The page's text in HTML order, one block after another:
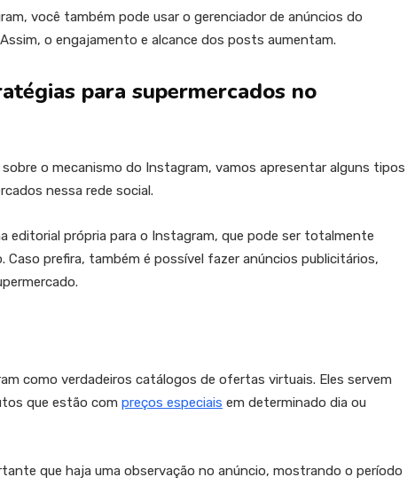
você também pode usar o gerenciador de anúncios do
o engajamento e alcance dos posts aumentam.
para supermercados no
o mecanismo do Instagram, vamos apresentar alguns tipos
nessa rede social.
editorial própria para o Instagram, que pode ser totalmente
prefira, também é possível fazer anúncios publicitários,
como verdadeiros catálogos de ofertas virtuais. Eles servem
que estão com preços especiais em determinado dia ou
que haja uma observação no anúncio, mostrando o período